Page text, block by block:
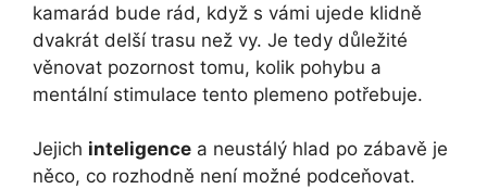
kamarád bude rád, když s vámi ujede klidně
dvakrát delší trasu než vy. Je tedy důležité
věnovat pozornost tomu, kolik pohybu a
mentální stimulace tento plemeno potřebuje.
Jejich inteligence a neustálý hlad po zábavě je
něco, co rozhodně není možné podceňovat.